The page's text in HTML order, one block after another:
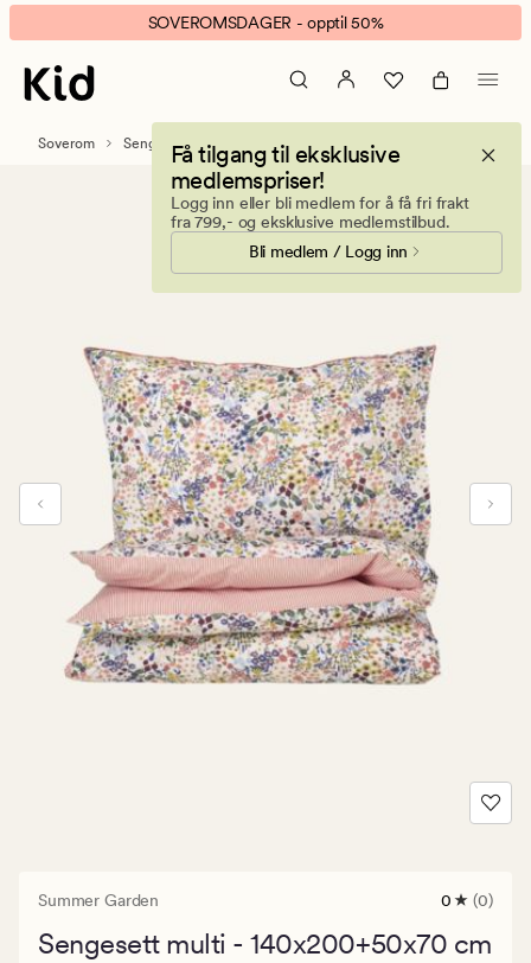
Summer
Garden
sengesett
multi
banner.
Klikk
ESCAPE
SOVEROMSDAGER - opptil 50%
Få tilgang til eksklusive
medlemspriser!
Logg inn eller bli medlem for å få fri frakt
fra 799,- og eksklusive medlemstilbud.
Bli medlem / Logg inn
Soverom Sengetøy Percale sengesett
Summer Garden
0
med
0 (0)
Sengesett multi - 140x200+50x70 cm